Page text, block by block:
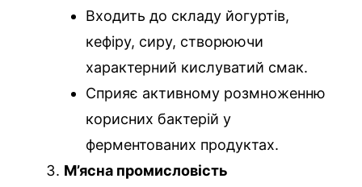
Входить до складу йогуртів,
кефіру, сиру, створюючи
характерний кислуватий смак.
Сприяє активному розмноженню
корисних бактерій у
ферментованих продуктах.
М’ясна промисловість